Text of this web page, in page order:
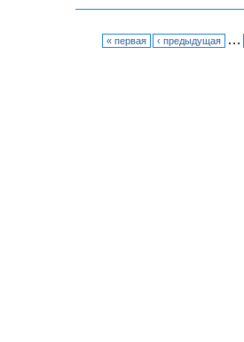
« первая ‹ предыдущая …